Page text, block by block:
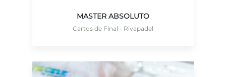
MASTER ABSOLUTO
Cartos de Final - Rivapadel